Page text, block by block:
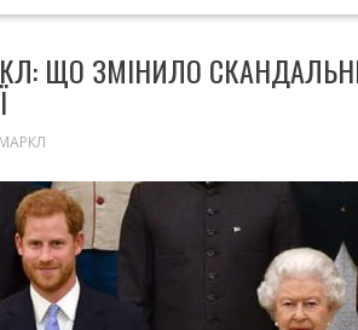
ЩО ЗМІНИЛО